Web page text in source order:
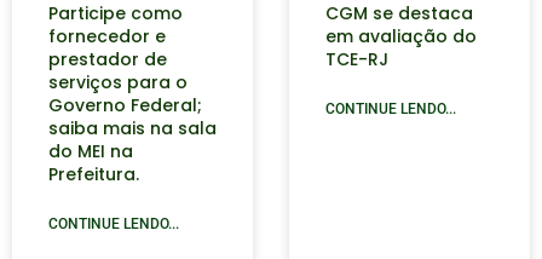
Participe como
fornecedor e
prestador de
serviços para o
Governo Federal;
saiba mais na sala
do MEI na
Prefeitura.
CONTINUE LENDO...
CGM se destaca
em avaliação do
TCE-RJ
CONTINUE LENDO...